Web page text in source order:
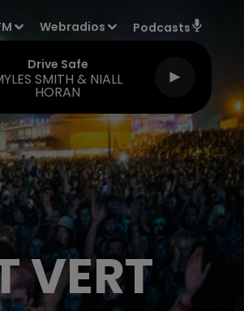
Webradios Podcasts
Drive Safe
SMITH & NIALL
HORAN
VERT